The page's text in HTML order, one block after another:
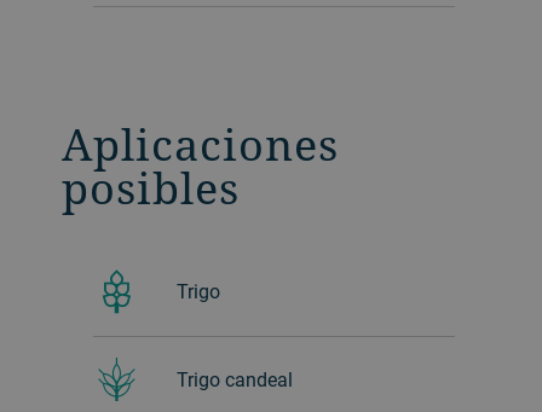
Aplicaciones
posibles
Trigo
Trigo candeal